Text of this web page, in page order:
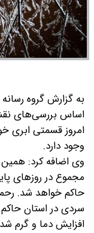
به گزارش گروه
اساس بررسی‌های
امروز قسمتی ابری
وجود دارد.
وی اضافه کرد:
مجموع در روزهای
حاکم خواهد شد.
سردی در استان حاکم
افزایش دما و گرم